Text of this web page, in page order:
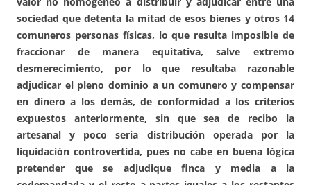
sociedad que detenta la mitad de esos bienes y otros 14
comuneros personas físicas, lo que resulta imposible de
fraccionar de manera equitativa, salve extremo
desmerecimiento, por lo que resultaba razonable
adjudicar el pleno dominio a un comunero y compensar
en dinero a los demás, de conformidad a los criterios
expuestos anteriormente, sin que sea de recibo la
artesanal y poco seria distribución operada por la
liquidación controvertida, pues no cabe en buena lógica
pretender que se adjudique finca y media a la